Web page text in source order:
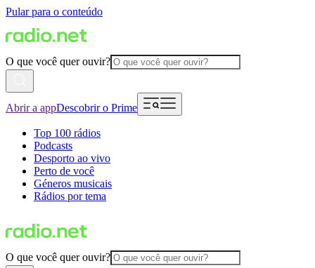
Pular para o conteúdo
O que você quer ouvir?
Abrir a appDescobrir o Prime
Top 100 rádios
Podcasts
Desporto ao vivo
Perto de você
Géneros musicais
Rádios por tema
O que você quer ouvir?